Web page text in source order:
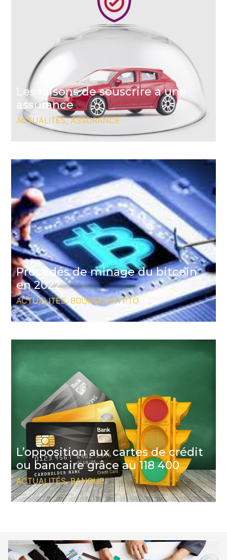
Les raisons de souscrire a une
assurance
ACTUALITÉS,ASSURANCE
Procédés de minage du bitcoin
en 2022
ACTUALITÉS, BOURSE/CRYPTO
L’opposition aux cartes de crédit
ou bancaire grâce au 118 400
ACTUALITÉS,BANQUE